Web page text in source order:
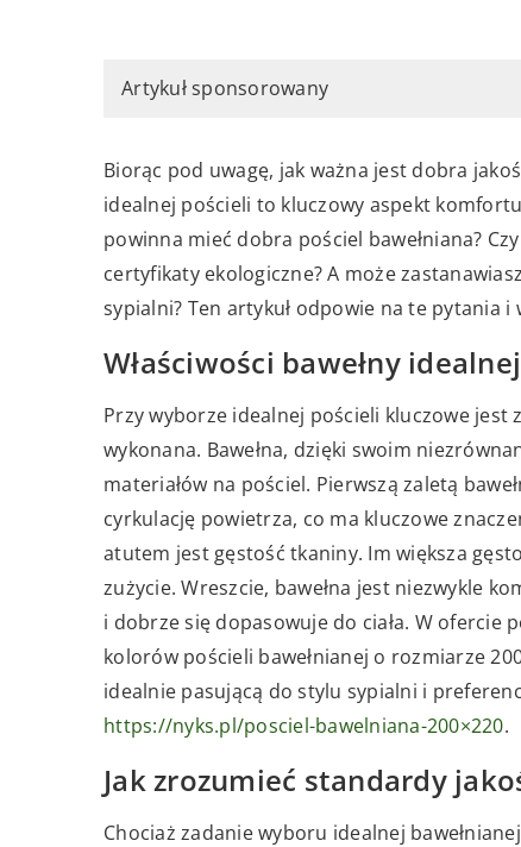
Artykuł sponsorowany
Biorąc pod uwagę, jak ważna jest dobra
idealnej pościeli to kluczowy aspekt
powinna mieć dobra pościel bawełniana?
certyfikaty ekologiczne? A może
sypialni? Ten artykuł odpowie na te pytania i
Właściwości bawełny
Przy wyborze idealnej pościeli kluczowe jest
wykonana. Bawełna, dzięki swoim
materiałów na pościel. Pierwszą zaletą
cyrkulację powietrza, co ma kluczowe
atutem jest gęstość tkaniny. Im większa
zużycie. Wreszcie, bawełna jest niezwykle
i dobrze się dopasowuje do ciała. W ofercie
kolorów pościeli bawełnianej o rozmiarze
idealnie pasującą do stylu sypialni i
https://nyks.pl/posciel-bawelniana-200×220.
Jak zrozumieć standardy
Chociaż zadanie wyboru idealnej